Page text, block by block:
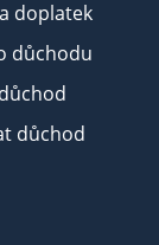
doplatek
důchodu
důchod